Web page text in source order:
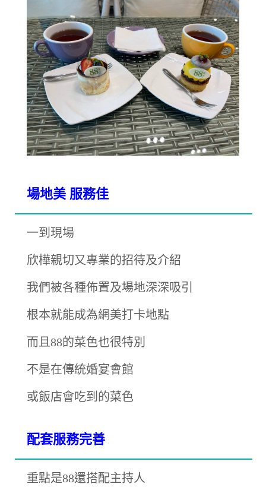
場地美 服務佳
一到現場
欣樺親切又專業的招待及介紹
我們被各種佈置及場地深深吸引
根本就能成為網美打卡地點
而且88的菜色也很特別
不是在傳統婚宴會館
或飯店會吃到的菜色
配套服務完善
重點是88還搭配主持人